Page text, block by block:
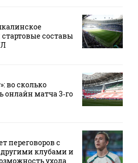
составы
во сколько
онлайн матча 3‑го
переговоров с
другими клубами и
ухода